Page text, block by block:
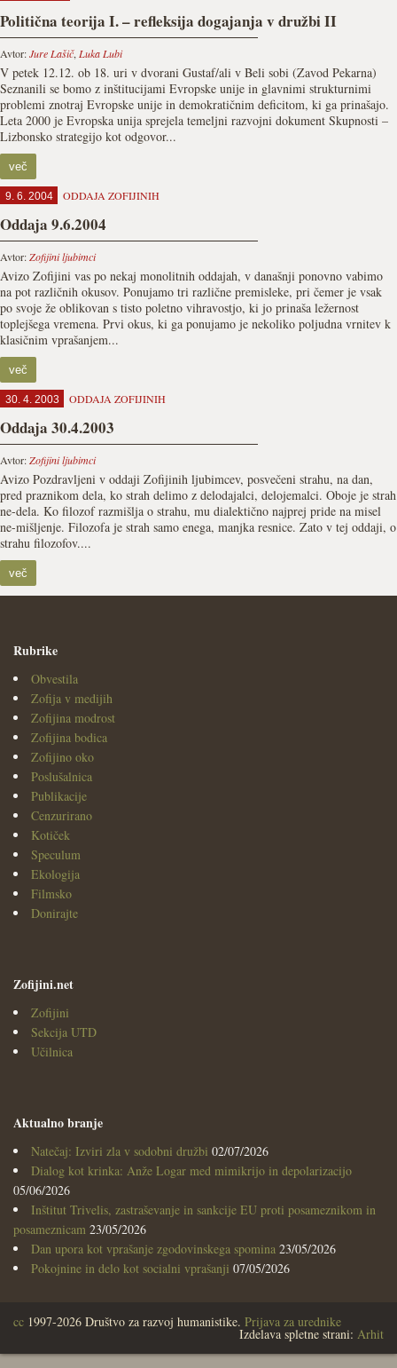
Politična teorija I. – refleksija dogajanja v družbi II
Avtor:Jure Lašič, Luka Lubi
V petek 12.12. ob 18. uri v dvorani Gustaf/ali v Beli sobi (Zavod Pekarna)
Seznanili se bomo z inštitucijami Evropske unije in glavnimi strukturnimi
problemi znotraj Evropske unije in demokratičnim deficitom, ki ga prinašajo.
Leta 2000 je Evropska unija sprejela temeljni razvojni dokument Skupnosti –
Lizbonsko strategijo kot odgovor...
več
9. 6. 2004 ODDAJA ZOFIJINIH
Oddaja 9.6.2004
Avtor:Zofijini ljubimci
Avizo Zofijini vas po nekaj monolitnih oddajah, v današnji ponovno vabimo
na pot različnih okusov. Ponujamo tri različne premisleke, pri čemer je vsak
po svoje že oblikovan s tisto poletno vihravostjo, ki jo prinaša ležernost
toplejšega vremena. Prvi okus, ki ga ponujamo je nekoliko poljudna vrnitev k
klasičnim vprašanjem...
več
30. 4. 2003 ODDAJA ZOFIJINIH
Oddaja 30.4.2003
Avtor:Zofijini ljubimci
Avizo Pozdravljeni v oddaji Zofijinih ljubimcev, posvečeni strahu, na dan,
pred praznikom dela, ko strah delimo z delodajalci, delojemalci. Oboje je strah
ne-dela. Ko filozof razmišlja o strahu, mu dialektično najprej pride na misel
ne-mišljenje. Filozofa je strah samo enega, manjka resnice. Zato v tej oddaji, o
strahu filozofov....
več
Rubrike
Obvestila
Zofija v medijih
Zofijina modrost
Zofijina bodica
Zofijino oko
Poslušalnica
Publikacije
Cenzurirano
Kotiček
Speculum
Ekologija
Filmsko
Donirajte
Zofijini.net
Zofijini
Sekcija UTD
Učilnica
Aktualno branje
Natečaj: Izviri zla v sodobni družbi 02/07/2026
Dialog kot krinka: Anže Logar med mimikrijo in depolarizacijo
05/06/2026
Inštitut Trivelis, zastraševanje in sankcije EU proti posameznikom in
posameznicam 23/05/2026
Dan upora kot vprašanje zgodovinskega spomina 23/05/2026
Pokojnine in delo kot socialni vprašanji 07/05/2026
cc 1997-2026 Društvo za razvoj humanistike. Prijava za urednike
Izdelava spletne strani: Arhit